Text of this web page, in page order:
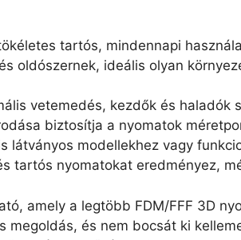
tartós, mindennapi
oldószernek, ideális olyan
vetemedés, kezdők és haladók
biztosítja a nyomatok
látványos modellekhez vagy
tartós nyomatokat eredményez,
amely a legtöbb FDM/FFF 3D
megoldás, és nem bocsát ki